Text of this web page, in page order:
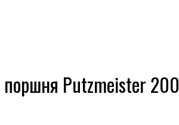
Putzmeister 200